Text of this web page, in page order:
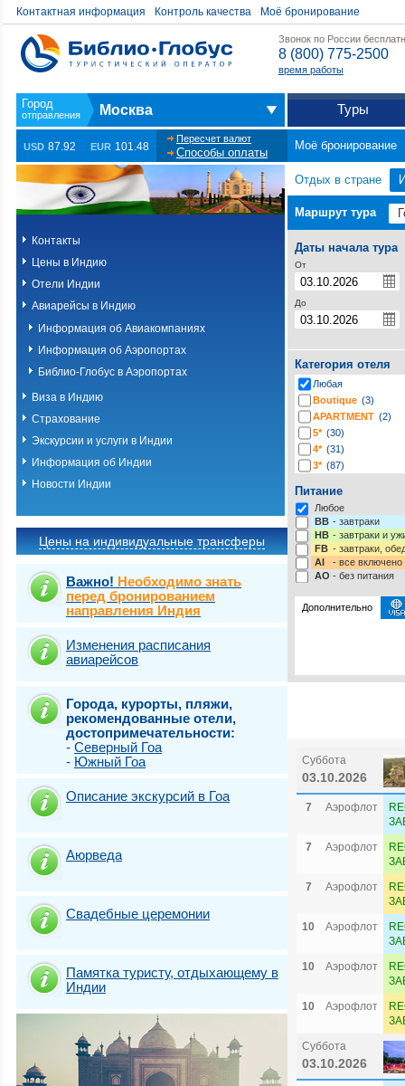
Контактная информация Контроль качества Моё бронирование
Звонок по России
8 (800) 775-2500
время работы
Москва Туры
USD 87.92 EUR 101.48
Пересчет валют
Способы оплаты
Моё бронирование
Контакты
Цены в Индию
Отели Индии
Авиарейсы в Индию
Информация об Авиакомпаниях
Информация об Аэропортах
Библио-Глобус в Аэропортах
Виза в Индию
Страхование
Экскурсии и услуги в Индии
Информация об Индии
Новости Индии
Цены на индивидуальные трансферы
Важно! Необходимо знать
перед бронированием
направления Индия
Изменения расписания
авиарейсов
Города, курорты, пляжи,
рекомендованные отели,
достопримечательности:
- Северный Гоа
- Южный Гоа
Описание экскурсий в Гоа
Аюрведа
Свадебные церемонии
Памятка туристу, отдыхающему в
Индии
Отдых в стране
Маршрут тура
Даты начала тура
От
До
Категория отеля
Любая
Boutique (3)
APARTMENT (2)
5* (30)
4* (31)
3* (87)
1* (1)
-* (164)
Питание
Любое
BB - завтраки
HB - завтраки и
FB - завтраки,
AI
- все включено
AO - без питания
Дополнительно
Страховка от
Суббота
03.10.2026
7 Аэрофлот
7
Аэрофлот
7
Аэрофлот
10
Аэрофлот
10
Аэрофлот
10
Аэрофлот
Суббота
03.10.2026